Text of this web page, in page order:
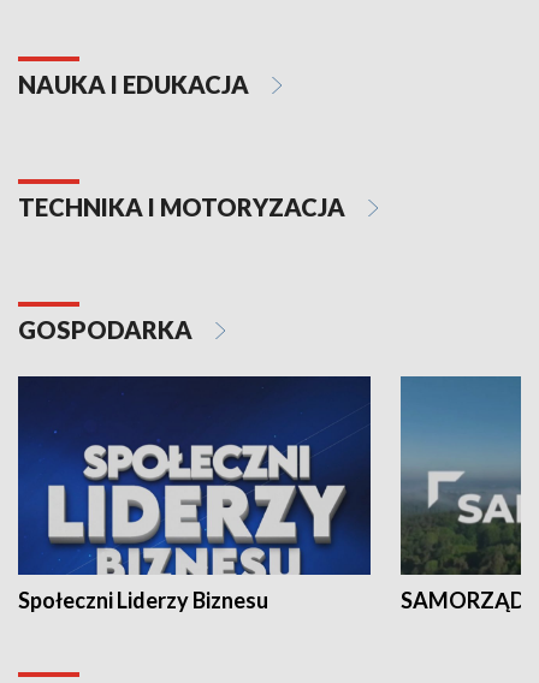
NAUKA I EDUKACJA
TECHNIKA I MOTORYZACJA
GOSPODARKA
Społeczni Liderzy Biznesu SAMORZĄD